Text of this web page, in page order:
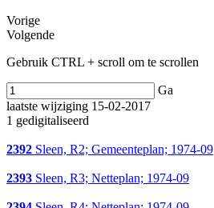
Vorige
Volgende
Gebruik CTRL + scroll om te scrollen
Ga
laatste wijziging 15-02-2017
1 gedigitaliseerd
2392 Sleen, R2; Gemeenteplan; 1974-09
2393 Sleen, R3; Netteplan; 1974-09